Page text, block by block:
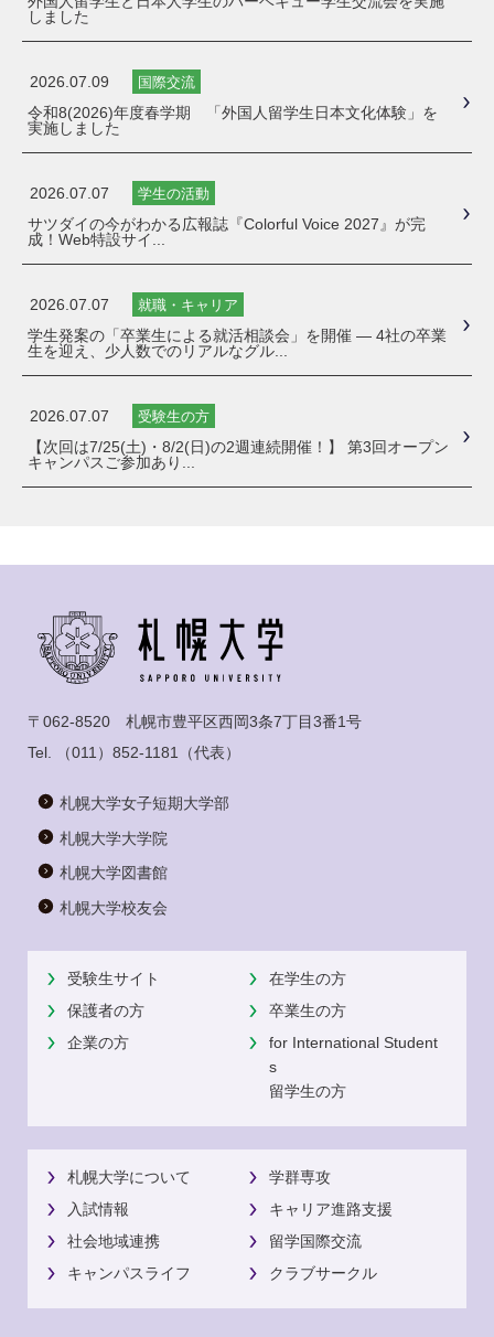
しました
2026.07.09 国際交流
令和8(2026)年度春学期 「外国人留学生日本文化体験」を
実施しました
2026.07.07 学生の活動
サツダイの今がわかる広報誌『Colorful Voice 2027』が完
成！Web特設サイ...
2026.07.07 就職・キャリア
学生発案の「卒業生による就活相談会」を開催 ― 4社の卒業
生を迎え、少人数でのリアルなグル...
2026.07.07 受験生の方
【次回は7/25(土)・8/2(日)の2週連続開催！】 第3回オープン
キャンパスご参加あり...
〒062-8520 札幌市豊平区西岡3条7丁目3番1号
Tel.
（011）852-1181 （代表）
札幌大学女子短期大学部
札幌大学大学院
札幌大学図書館
札幌大学校友会
受験生サイト
在学生の方
保護者の方
卒業生の方
企業の方
for International Student
s
留学生の方
札幌大学について
学群専攻
入試情報
キャリア進路支援
社会地域連携
留学国際交流
キャンパスライフ
クラブサークル